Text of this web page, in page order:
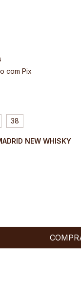
com Pix
38
NEW WHISKY